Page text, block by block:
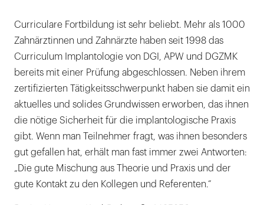
Curriculare Fortbildung ist sehr beliebt. Mehr als 1000
Zahnärztinnen und Zahnärzte haben seit 1998 das
Curriculum Implantologie von DGI, APW und DGZMK
bereits mit einer Prüfung abgeschlossen. Neben ihrem
zertifizierten Tätigkeitsschwerpunkt haben sie damit ein
aktuelles und solides Grundwissen erworben, das ihnen
die nötige Sicherheit für die implantologische Praxis
gibt. Wenn man Teilnehmer fragt, was ihnen besonders
gut gefallen hat, erhält man fast immer zwei Antworten:
„Die gute Mischung aus Theorie und Praxis und der
gute Kontakt zu den Kollegen und Referenten.“